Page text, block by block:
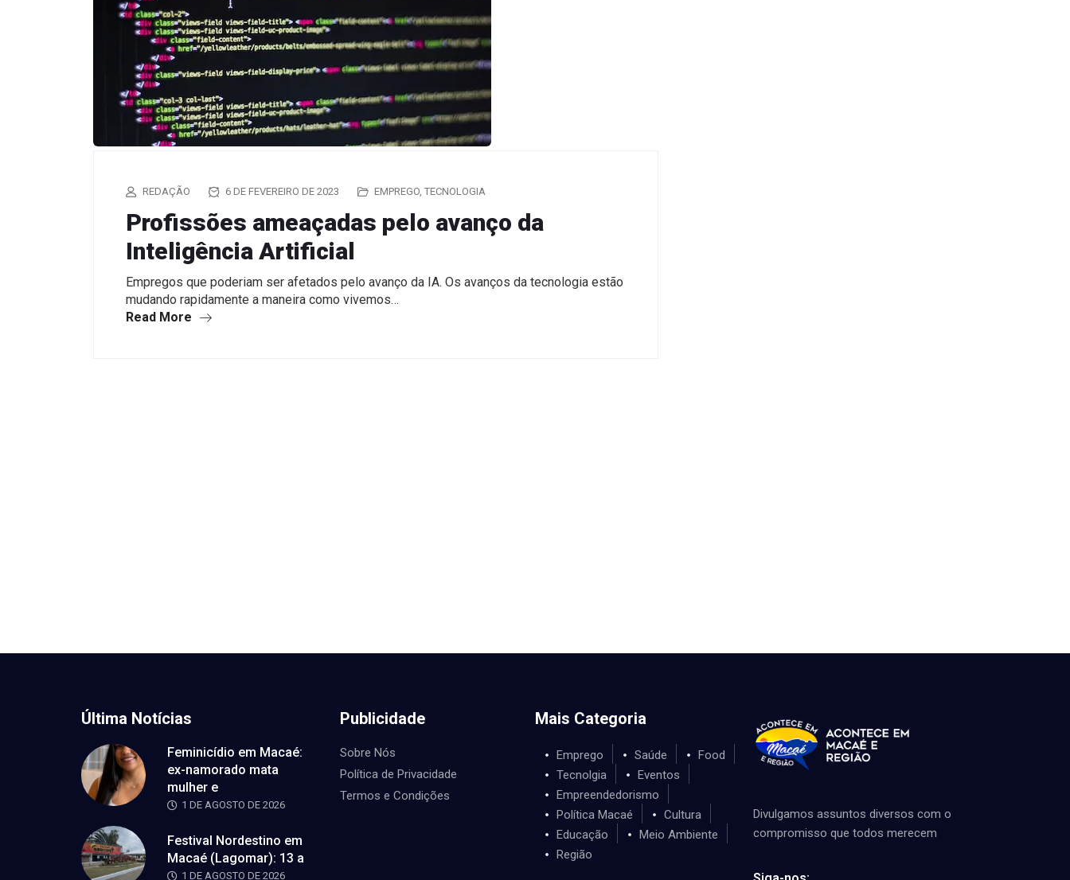
REDAÇÃO 6 DE FEVEREIRO DE 2023 EMPREGO TECNOLOGIA
Profissões ameaçadas pelo avanço da
Inteligência Artificial
Empregos que poderiam ser afetados pelo avanço da IA. Os avanços da tecnologia estão
mudando rapidamente a maneira como vivemos…
Read More
Última Notícias
Feminicídio em Macaé:
ex-namorado mata
mulher e
1 DE AGOSTO DE 2026
Festival Nordestino em
Macaé (Lagomar): 13 a
1 DE AGOSTO DE 2026
Publicidade
Sobre Nós
Política de Privacidade
Termos e Condições
Mais Categoria
Emprego Saúde
Food
Tecnolgia
Eventos
Empreendedorismo
Política Macaé
Cultura
Educação
Meio Ambiente
Região
Divulgamos assuntos diversos com o
compromisso que todos merecem